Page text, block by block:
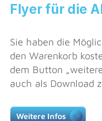
Flyer für die
Sie haben die
den Warenkorb
dem Button
auch als Download
Weitere Infos